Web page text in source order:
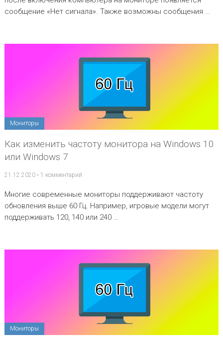
сообщение «Нет сигнала». Также возможны сообщения …
Как изменить частоту монитора на Windows 10
или Windows 7
Мониторы
21.12.2020• 1 комментарий
Многие современные мониторы поддерживают частоту
обновления выше 60 Гц. Например, игровые модели могут
поддерживать 120, 140 или 240 …
Мониторы